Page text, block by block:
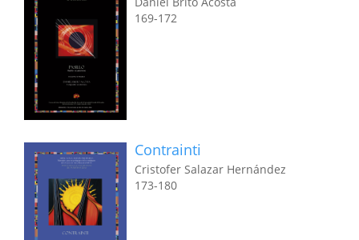
169-172
Contrainti
Cristofer Salazar Hernández
173-180